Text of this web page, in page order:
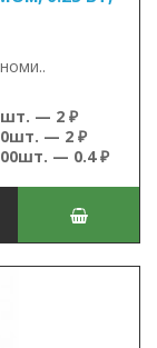
— 2 ₽
— 2 ₽
— 0.4 ₽